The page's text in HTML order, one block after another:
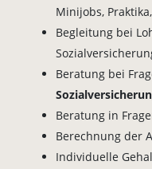
Minijobs,
Begleitung bei
Beratung bei
Beratung in
Berechnung der
Individuelle